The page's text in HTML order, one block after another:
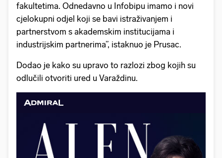
fakultetima. Odnedavno u Infobipu imamo i novi
cjelokupni odjel koji se bavi istraživanjem i
partnerstvom s akademskim institucijama i
industrijskim partnerima”, istaknuo je Prusac.
Dodao je kako su upravo to razlozi zbog kojih su
odlučili otvoriti ured u Varaždinu.